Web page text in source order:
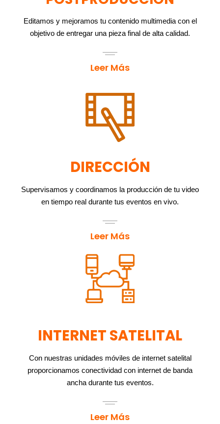
Editamos y mejoramos tu contenido multimedia con el
objetivo de entregar una pieza final de alta calidad.
Leer Más
DIRECCIÓN
Supervisamos y coordinamos la producción de tu video
en tiempo real durante tus eventos en vivo.
Leer Más
INTERNET SATELITAL
Con nuestras unidades móviles de internet satelital
proporcionamos conectividad con internet de banda
ancha durante tus eventos.
Leer Más